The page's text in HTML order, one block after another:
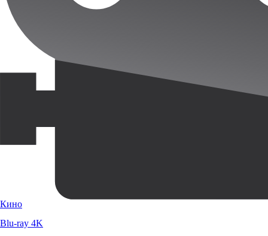
Кино
Blu-ray 4K